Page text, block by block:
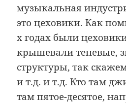
музыкальная
это цеховики. Как
х годах были
крышевали теневые,
структуры, так
и т.д. и т.д. Кто там
там пятое-десятое,